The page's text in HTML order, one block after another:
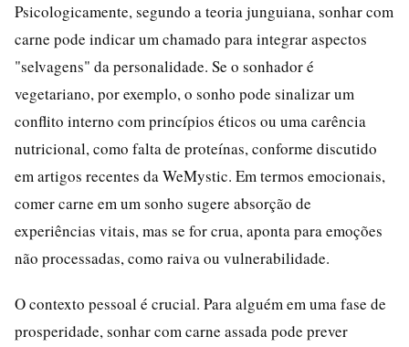
Psicologicamente, segundo a teoria junguiana, sonhar com
carne pode indicar um chamado para integrar aspectos
"selvagens" da personalidade. Se o sonhador é
vegetariano, por exemplo, o sonho pode sinalizar um
conflito interno com princípios éticos ou uma carência
nutricional, como falta de proteínas, conforme discutido
em artigos recentes da WeMystic. Em termos emocionais,
comer carne em um sonho sugere absorção de
experiências vitais, mas se for crua, aponta para emoções
não processadas, como raiva ou vulnerabilidade.
O contexto pessoal é crucial. Para alguém em uma fase de
prosperidade, sonhar com carne assada pode prever